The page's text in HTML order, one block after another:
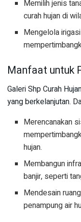
Memilih jenis
curah hujan di
Mengelola
Manfaat untuk
Galeri Shp Curah
yang berkelanjutan.
Merencanakan
hujan.
Membangun
banjir, seperti
Mendesain
penampung air